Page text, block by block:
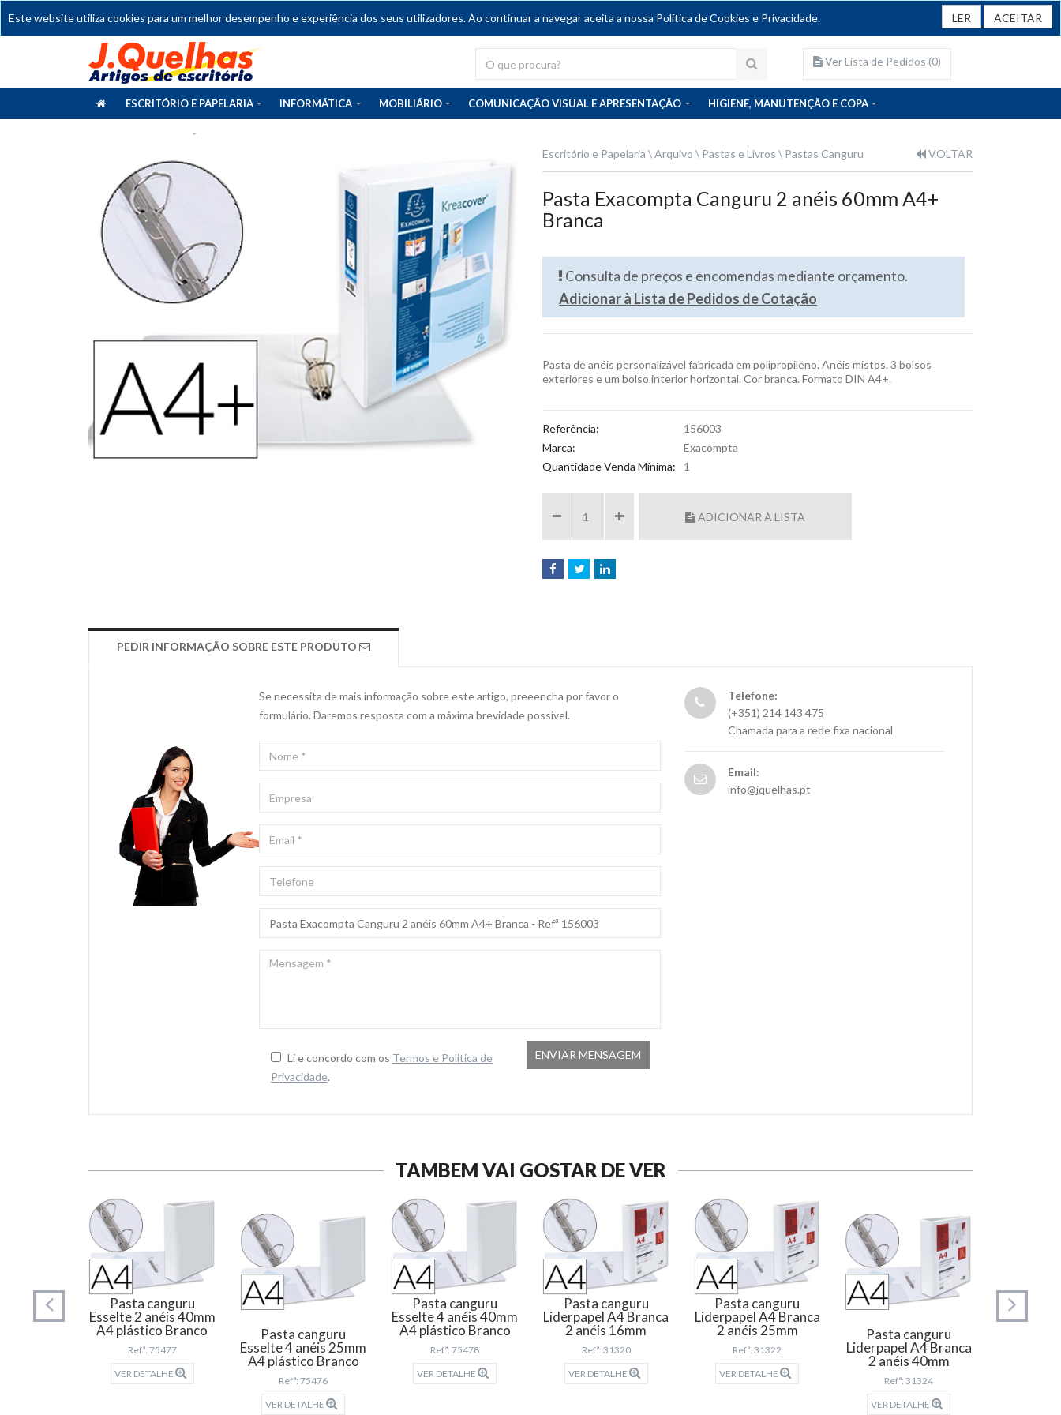
Este website utiliza cookies para um melhor desempenho e experiência dos seus utilizadores. Ao continuar a navegar aceita a nossa Política de Cookies e Privacidade. LER ACEITAR
Ver Lista de Pedidos (0)
ESCRITÓRIO E PAPELARIA INFORMÁTICA MOBILIÁRIO COMUNICAÇÃO VISUAL E APRESENTAÇÃO HIGIENE, MANUTENÇÃO E COPA
Escritório e Papelaria Arquivo Pastas e Livros Pastas Canguru VOLTAR
Pasta Exacompta Canguru 2 anéis 60mm A4+
Branca
Consulta de preços e encomendas mediante orçamento.
Adicionar à Lista de Pedidos de Cotação
Pasta de anéis personalizável fabricada em polipropileno. Anéis mistos. 3 bolsos
exteriores e um bolso interior horizontal. Cor branca. Formato DIN A4+.
Referência:
156003
Marca:
Exacompta
Quantidade Venda Mínima:
1
ADICIONAR À LISTA
PEDIR INFORMAÇÃO SOBRE ESTE PRODUTO
Se necessita de mais informação sobre este artigo, preeencha por favor o
formulário. Daremos resposta com a máxima brevidade possivel.
*
Li e concordo com os Termos e Politica de
Privacidade.
Telefone:
(+351) 214 143 475
Chamada para a rede fixa nacional
Email:
info@jquelhas.pt
TAMBÉM VAI GOSTAR DE VER
Pasta canguru
Esselte 2 anéis 40mm
A4 plástico Branco
Refª: 75477
VER DETALHE
Pasta canguru
Esselte 4 anéis 25mm
A4 plástico Branco
Refª: 75476
VER DETALHE
Pasta canguru
Esselte 4 anéis 40mm
A4 plástico Branco
Refª: 75478
VER DETALHE
Pasta canguru
Liderpapel A4 Branca
2 anéis 16mm
Refª: 31320
VER DETALHE
Pasta canguru
Liderpapel A4 Branca
2 anéis 25mm
Refª: 31322
VER DETALHE
Pasta canguru
Liderpapel A4 Branca
2 anéis 40mm
Refª: 31324
VER DETALHE